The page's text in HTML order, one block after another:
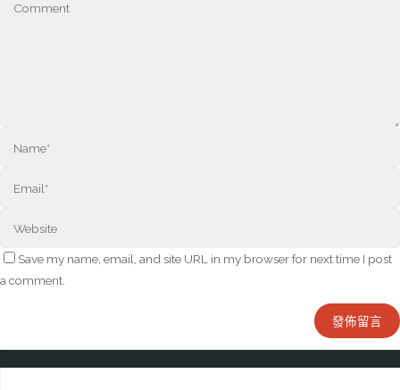
Save my name, email, and site URL in my browser for next time I post
a comment.